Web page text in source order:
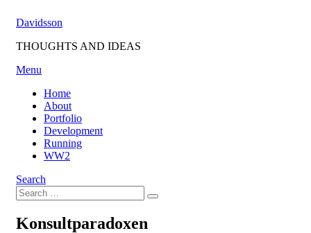
Davidsson
THOUGHTS AND IDEAS
Menu
Home
About
Portfolio
Development
Running
WW2
Search
Search
for:
Search
Konsultparadoxen